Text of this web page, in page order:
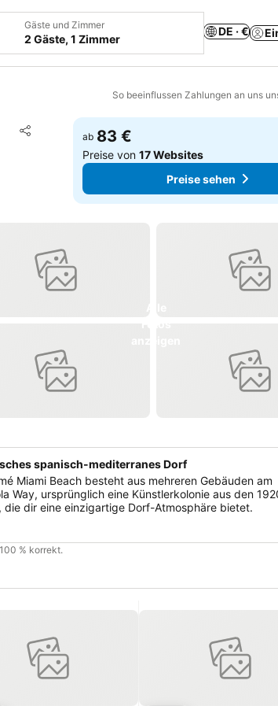
Gäste und Zimmer
2 Gäste, 1 Zimmer
DE · €
So beeinflussen Zahlungen an uns
Teilen
Zu Favoriten hinzufügen
ab 83 €
Preise von17 Websites
Preise sehen
spanisch-mediterranes Dorf
Miami Beach besteht aus mehreren Gebäuden am
Way, ursprünglich eine Künstlerkolonie aus den
die dir eine einzigartige Dorf-Atmosphäre bietet.
% korrekt.